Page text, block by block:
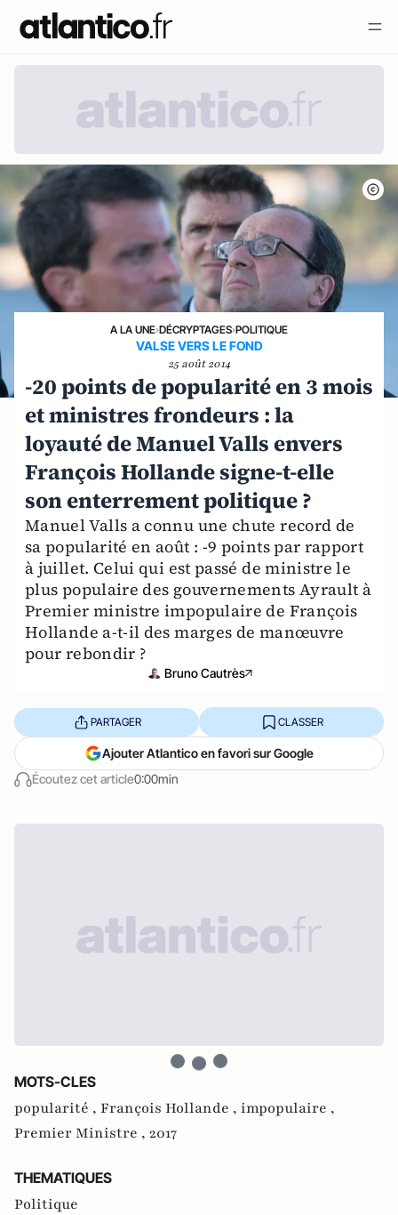
A LA UNE›DÉCRYPTAGES›POLITIQUE
VALSE VERS LE FOND
25 août 2014
-20 points de popularité en 3 mois
et ministres frondeurs : la
loyauté de Manuel Valls envers
François Hollande signe-t-elle
son enterrement politique ?
Manuel Valls a connu une chute record de
sa popularité en août : -9 points par rapport
à juillet. Celui qui est passé de ministre le
plus populaire des gouvernements Ayrault à
Premier ministre impopulaire de François
Hollande a-t-il des marges de manœuvre
pour rebondir ?
Bruno Cautrès
Écoutez cet article0:00min
PARTAGER CLASSER
Ajouter Atlantico en favori sur Google
MOTS-CLES
popularité , François Hollande , impopulaire ,
Premier Ministre , 2017
THEMATIQUES
Politique